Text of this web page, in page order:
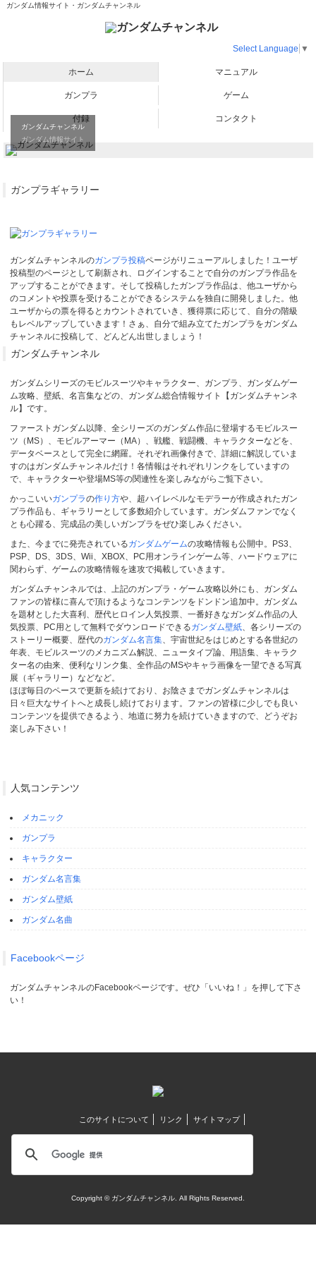
ガンダム情報サイト・ガンダムチャンネル
Select Language ▼
ホーム マニュアル
ガンプラ ゲーム
付録 コンタクト
ガンダムチャンネル
ガンダム情報サイト
ガンプラギャラリー
ガンダムチャンネルのガンプラ投稿ページがリニューアルしました！ユーザ
投稿型のページとして刷新され、ログインすることで自分のガンプラ作品を
アップすることができます。そして投稿したガンプラ作品は、他ユーザから
のコメントや投票を受けることができるシステムを独自に開発しました。他
ユーザからの票を得るとカウントされていき、獲得票に応じて、自分の階級
もレベルアップしていきます！さぁ、自分で組み立てたガンプラをガンダム
チャンネルに投稿して、どんどん出世しましょう！
ガンダムチャンネル
ガンダムシリーズのモビルスーツやキャラクター、ガンプラ、ガンダムゲー
ム攻略、壁紙、名言集などの、ガンダム総合情報サイト【ガンダムチャンネ
ル】です。
ファーストガンダム以降、全シリーズのガンダム作品に登場するモビルスー
ツ（MS）、モビルアーマー（MA）、戦艦、戦闘機、キャラクターなどを、
データベースとして完全に網羅。それぞれ画像付きで、詳細に解説していま
すのはガンダムチャンネルだけ！各情報はそれぞれリンクをしていますの
で、キャラクターや登場MS等の関連性を楽しみながらご覧下さい。
かっこいいガンプラの作り方や、超ハイレベルなモデラーが作成されたガン
プラ作品も、ギャラリーとして多数紹介しています。ガンダムファンでなく
とも心躍る、完成品の美しいガンプラをぜひ楽しみください。
また、今までに発売されているガンダムゲームの攻略情報も公開中。PS3、
PSP、DS、3DS、Wii、XBOX、PC用オンラインゲーム等、ハードウェアに
関わらず、ゲームの攻略情報を速攻で掲載していきます。
ガンダムチャンネルでは、上記のガンプラ・ゲーム攻略以外にも、ガンダム
ファンの皆様に喜んで頂けるようなコンテンツをドンドン追加中。ガンダム
を題材とした大喜利、歴代ヒロイン人気投票、一番好きなガンダム作品の人
気投票、PC用として無料でダウンロードできるガンダム壁紙、各シリーズの
ストーリー概要、歴代のガンダム名言集、宇宙世紀をはじめとする各世紀の
年表、モビルスーツのメカニズム解説、ニュータイプ論、用語集、キャラク
ター名の由来、便利なリンク集、全作品のMSやキャラ画像を一望できる写真
展（ギャラリー）などなど。
ほぼ毎日のペースで更新を続けており、お陰さまでガンダムチャンネルは
日々巨大なサイトへと成長し続けております。ファンの皆様に少しでも良い
コンテンツを提供できるよう、地道に努力を続けていきますので、どうぞお
楽しみ下さい！
人気コンテンツ
メカニック
ガンプラ
キャラクター
ガンダム名言集
ガンダム壁紙
ガンダム名曲
Facebookページ
ガンダムチャンネルのFacebookページです。ぜひ「いいね！」を押して下さ
い！
このサイトについて リンク サイトマップ
Copyright © ガンダムチャンネル. All Rights Reserved.